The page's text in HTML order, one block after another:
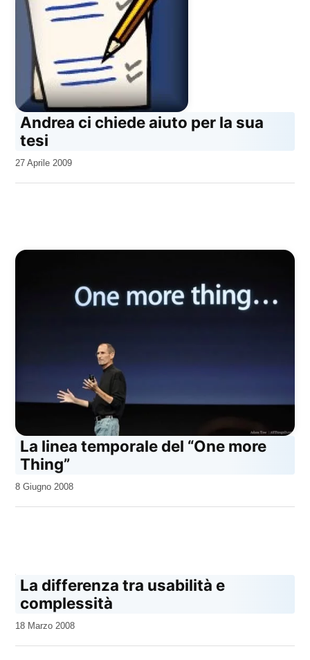
Andrea ci chiede aiuto per la sua
tesi
da
27 Aprile 2009
La linea temporale del “One more
Thing”
da
8 Giugno 2008
La differenza tra usabilità e
complessità
da
18 Marzo 2008